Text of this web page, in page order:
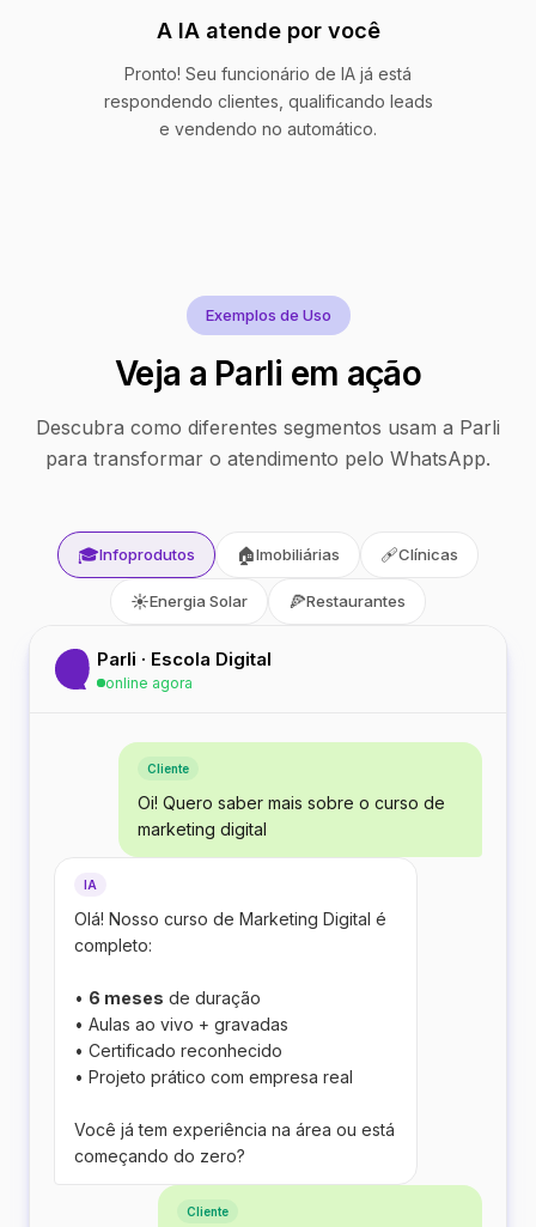
A IA atende por você
Pronto! Seu funcionário de IA já está
respondendo clientes, qualificando leads
e vendendo no automático.
Exemplos de Uso
Veja a Parli em ação
Descubra como diferentes segmentos usam a Parli
para transformar o atendimento pelo WhatsApp.
🎓Infoprodutos 🏠Imobiliárias 🩹Clínicas
☀️Energia Solar 🍕Restaurantes
Parli · Escola Digital
online agora
Cliente
Oi! Quero saber mais sobre o curso de
marketing digital
IA
Olá! Nosso curso de Marketing Digital é
completo:
• 6 meses de duração
• Aulas ao vivo + gravadas
• Certificado reconhecido
• Projeto prático com empresa real
Você já tem experiência na área ou está
começando do zero?
Cliente